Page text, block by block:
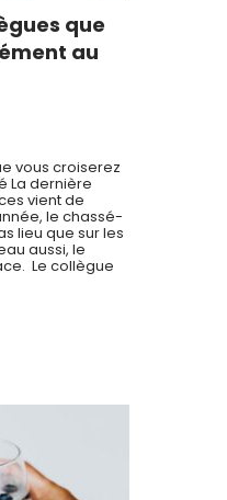
que
au
vous croiserez
La dernière
vient de
le chassé-
lieu que sur les
aussi, le
Le collègue